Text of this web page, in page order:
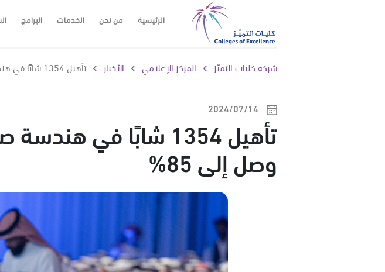
الرئيسية من نحن الخدمات البرامج
شركة كليات التميّز المركز الإعلامي الأخبار تأهيل 1354 شابًا في هندسة صيانة الطائرات بمعدل توظيف وصل إلى 85%
14‏/07‏/2024
تأهيل 1354 شابًا في
وصل إلى 85%